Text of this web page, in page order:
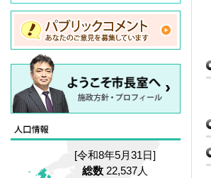
[令和8年5月31日]
総数 22,537人